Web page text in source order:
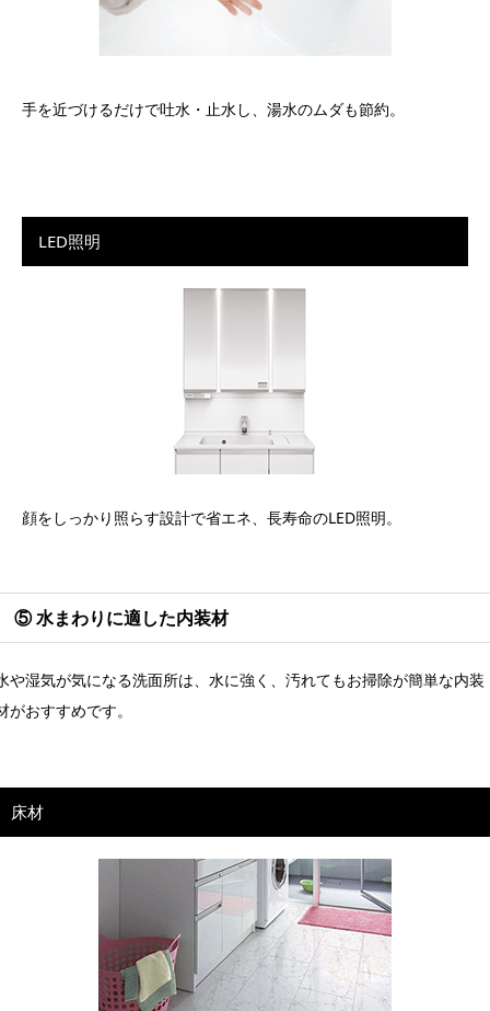
手を近づけるだけで吐水・止水し、湯水のムダも節約。
LED照明
顔をしっかり照らす設計で省エネ、長寿命のLED照明。
⑤ 水まわりに適した内装材
や湿気が気になる洗面所は、水に強く、汚れてもお掃除が簡単な内装
がおすすめです。
床材